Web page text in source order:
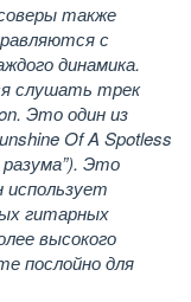
также
с
динамика.
слушать трек
Это один из
Of A Spotless
разума”). Это
гитарных
высокого
послойно для